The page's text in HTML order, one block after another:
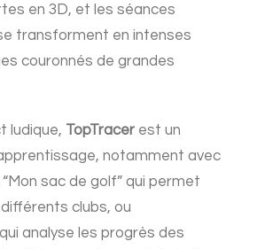
en 3D, et les séances
transforment en intenses
couronnés de grandes
ludique, TopTracer est un
notamment avec
sac de golf” qui permet
clubs, ou
analyse les progrès des